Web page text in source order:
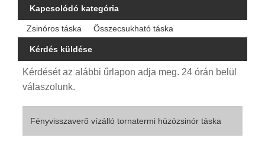
Kapcsolódó kategória
Zsinóros táska Összecsukható táska
Kérdés küldése
Kérdését az alábbi űrlapon adja meg. 24 órán belül
válaszolunk.